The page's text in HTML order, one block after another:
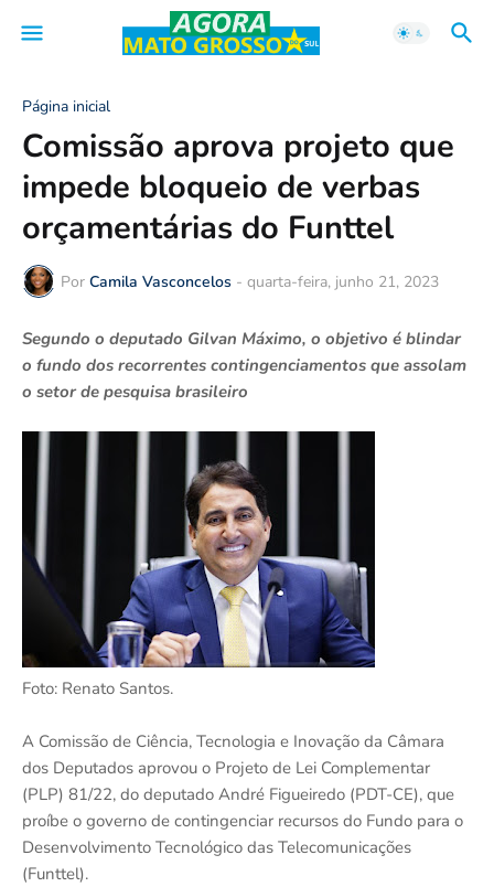
Página inicial
Comissão aprova projeto que
impede bloqueio de verbas
orçamentárias do Funttel
Por Camila Vasconcelos - quarta-feira, junho 21, 2023
Segundo o deputado Gilvan Máximo, o objetivo é blindar
o fundo dos recorrentes contingenciamentos que assolam
o setor de pesquisa brasileiro
Foto: Renato Santos.
A Comissão de Ciência, Tecnologia e Inovação da Câmara
dos Deputados aprovou o Projeto de Lei Complementar
(PLP) 81/22, do deputado André Figueiredo (PDT-CE), que
proíbe o governo de contingenciar recursos do Fundo para o
Desenvolvimento Tecnológico das Telecomunicações
(Funttel).